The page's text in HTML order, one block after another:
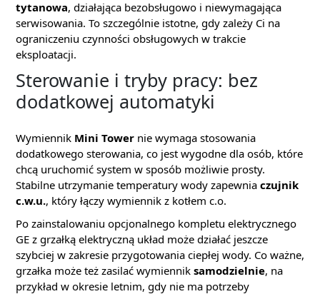
tytanowa, działająca bezobsługowo i niewymagająca
serwisowania. To szczególnie istotne, gdy zależy Ci na
ograniczeniu czynności obsługowych w trakcie
eksploatacji.
Sterowanie i tryby pracy: bez
dodatkowej automatyki
Wymiennik Mini Tower nie wymaga stosowania
dodatkowego sterowania, co jest wygodne dla osób, które
chcą uruchomić system w sposób możliwie prosty.
Stabilne utrzymanie temperatury wody zapewnia czujnik
c.w.u., który łączy wymiennik z kotłem c.o.
Po zainstalowaniu opcjonalnego kompletu elektrycznego
GE z grzałką elektryczną układ może działać jeszcze
szybciej w zakresie przygotowania ciepłej wody. Co ważne,
grzałka może też zasilać wymiennik samodzielnie, na
przykład w okresie letnim, gdy nie ma potrzeby